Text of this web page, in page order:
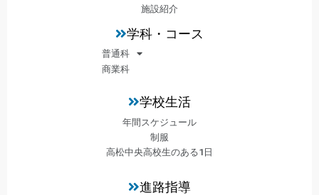
施設紹介
学科・コース
普通科
商業科
学校生活
年間スケジュール
制服
高松中央高校生のある1日
進路指導